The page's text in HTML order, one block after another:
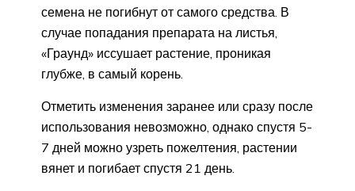
семена не погибнут от самого средства. В
случае попадания препарата на листья,
«Граунд» иссушает растение, проникая
глубже, в самый корень.
Отметить изменения заранее или сразу после
использования невозможно, однако спустя 5-
7 дней можно узреть пожелтения, растении
вянет и погибает спустя 21 день.